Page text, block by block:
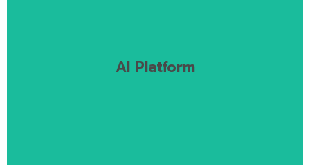
AI Platform